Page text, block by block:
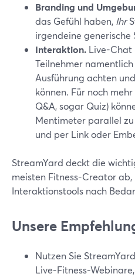
Branding und
das Gefühl haben, Ihr
irgendeine
Interaktion. Live-Chat
Teilnehmer
Ausführung achten
können. Für noch
Q&A, sogar Quiz)
Mentimeter parallel
und per Link oder
StreamYard deckt die
meisten Fitness-Creator
Interaktionstools nach
Unsere
Nutzen Sie
Live-Fitness-